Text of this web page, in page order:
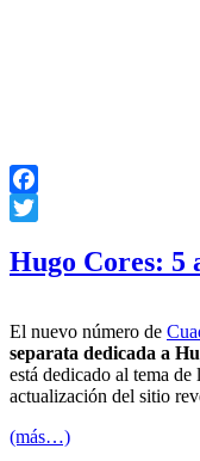
Facebook
Hugo Cores: 5
El nuevo número de
separata dedicada a
está dedicado al tema de
actualización del sitio
(más…)